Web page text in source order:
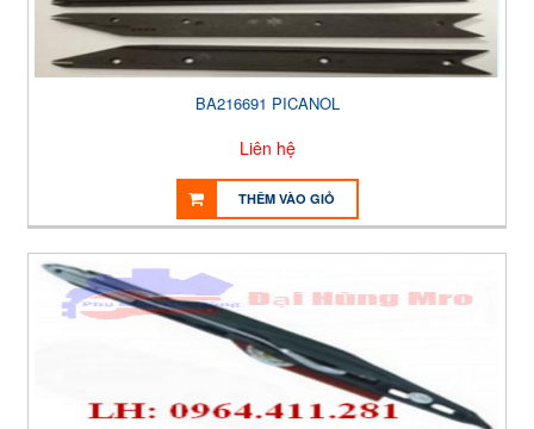
BA216691 PICANOL
Liên hệ
THÊM VÀO GIỎ